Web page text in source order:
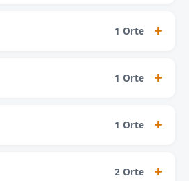
1 Orte
1 Orte
1 Orte
2 Orte